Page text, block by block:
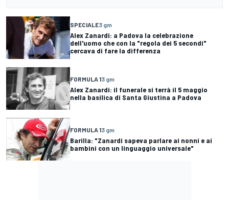
SPECIALE3 gm
Alex Zanardi: a Padova la celebrazione
dell'uomo che con la "regola dei 5 secondi"
cercava di fare la differenza
FORMULA 13 gm
Alex Zanardi: il funerale si terrà il 5 maggio
nella basilica di Santa Giustina a Padova
FORMULA 13 gm
Barilla: "Zanardi sapeva parlare ai nonni e ai
bambini con un linguaggio universale"